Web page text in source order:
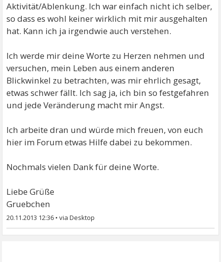
Aktivität/Ablenkung. Ich war einfach nicht ich selber,
so dass es wohl keiner wirklich mit mir ausgehalten
hat. Kann ich ja irgendwie auch verstehen.
Ich werde mir deine Worte zu Herzen nehmen und
versuchen, mein Leben aus einem anderen
Blickwinkel zu betrachten, was mir ehrlich gesagt,
etwas schwer fällt. Ich sag ja, ich bin so festgefahren
und jede Veränderung macht mir Angst.
Ich arbeite dran und würde mich freuen, von euch
hier im Forum etwas Hilfe dabei zu bekommen.
Nochmals vielen Dank für deine Worte.
Liebe Grüße
Gruebchen
20.11.2013 12:36 •